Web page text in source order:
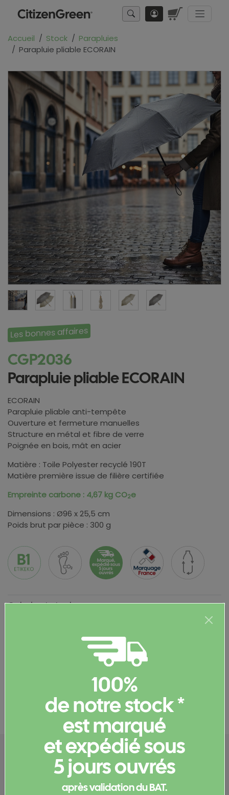
Accueil Stock
Parapluies
Parapluie pliable ECORAIN
Les bonnes affaires
CGP2036
Parapluie pliable ECORAIN
ECORAIN
Parapluie pliable anti-tempête
Ouverture et fermeture manuelles
Structure en métal et fibre de verre
Poignée en bois, mât en acier
Matière : Toile Polyester recyclé 190T
Matière première issue de filière certifiée
Empreinte carbone : 4,67 kg CO2e
Dimensions : Ø96 x 25,5 cm
Poids brut par pièce : 300 g
Coloris et stocks
Informations complémentaires
Documents et certificats
Configurez votre
produit
100%
de notre stock *
est marqué
et expédié sous
5 jours ouvrés
après validation du BAT.